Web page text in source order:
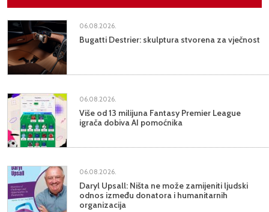
06.08.2026.
Bugatti Destrier: skulptura stvorena za vječnost
06.08.2026.
Više od 13 milijuna Fantasy Premier League
igrača dobiva AI pomoćnika
06.08.2026.
Daryl Upsall: Ništa ne može zamijeniti ljudski
odnos između donatora i humanitarnih
organizacija